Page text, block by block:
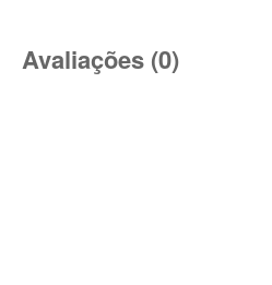
Avaliações (0)